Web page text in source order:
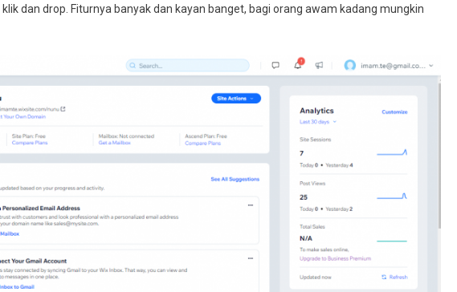
dan drop. Fiturnya banyak dan kayan banget, bagi orang awam kadang mungkin